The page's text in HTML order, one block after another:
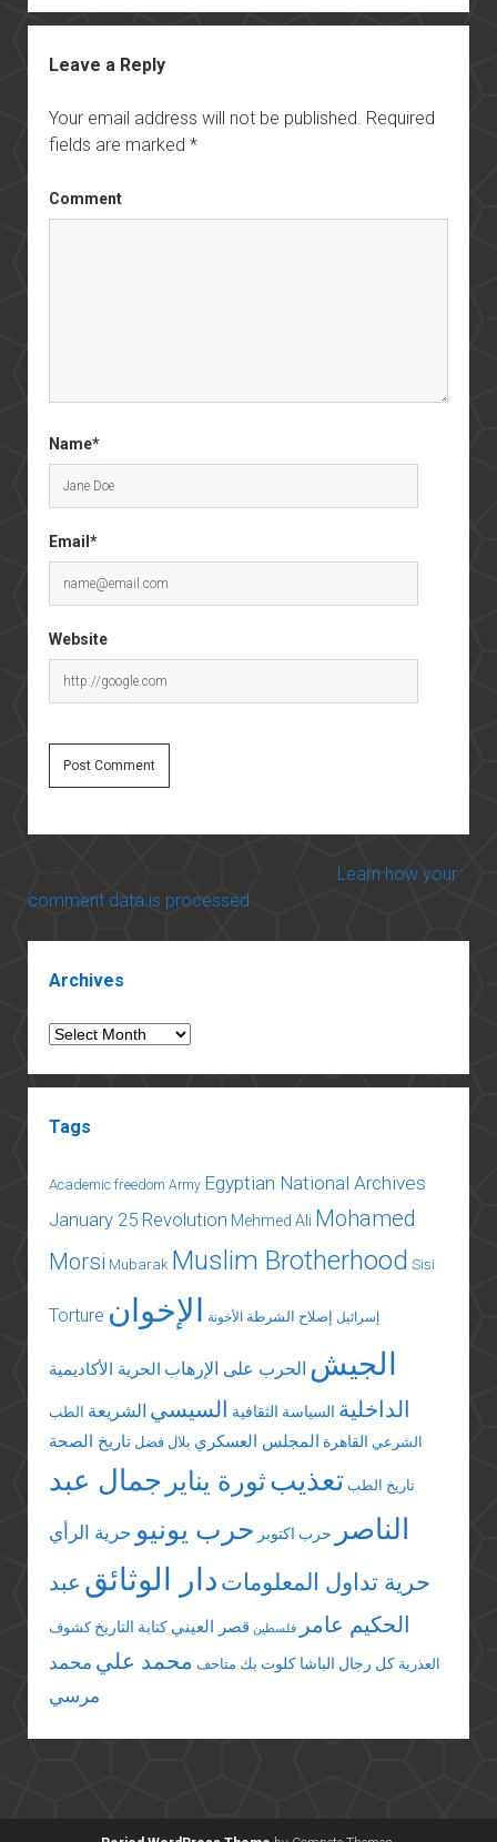
Leave a Reply
Your email address will not be published. Required
fields are marked *
Comment
Name*
Email*
Website
Learn how your
comment data is processed.
Archives
Archives
Tags
Academic freedom Army Egyptian National Archives
January 25 Revolution Mehmed Ali Mohamed
Morsi Mubarak Muslim Brotherhood Sisi
Torture إسرائيل إصلاح الشرطة الأخونة الإخوان
الجيش الحرب على الإرهاب الحرية الأكاديمية
الداخلية السياسة الثقافية السيسي الشريعة الطب
الشرعي القاهرة المجلس العسكري بلال فضل تاريخ الصحة
تاريخ الطب تعذيبثورة يناير جمال عبد
الناصر
حرب اكتوبر حرب يونيو حرية الرأي
حرية تداول المعلومات دار الوثائق عبد
الحكيم عامر
فلسطين قصر العيني كتابة التاريخ كشوف
العذرية كل رجال الباشا كلوت بك متاحف محمد علي محمد
مرسي